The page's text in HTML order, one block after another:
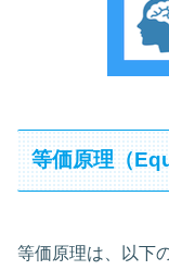
等価原理（
等価原理は、以下